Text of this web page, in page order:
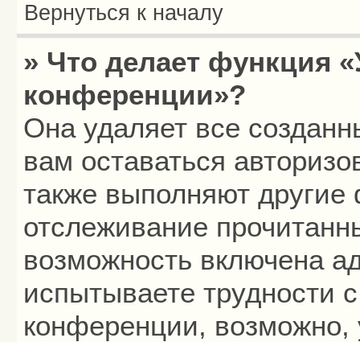
Вернуться к началу
» Что делает функция
конференции»?
Она удаляет все
вам оставаться
также выполняют другие
отслеживание
возможность включена
испытываете трудности
конференции, возможно,